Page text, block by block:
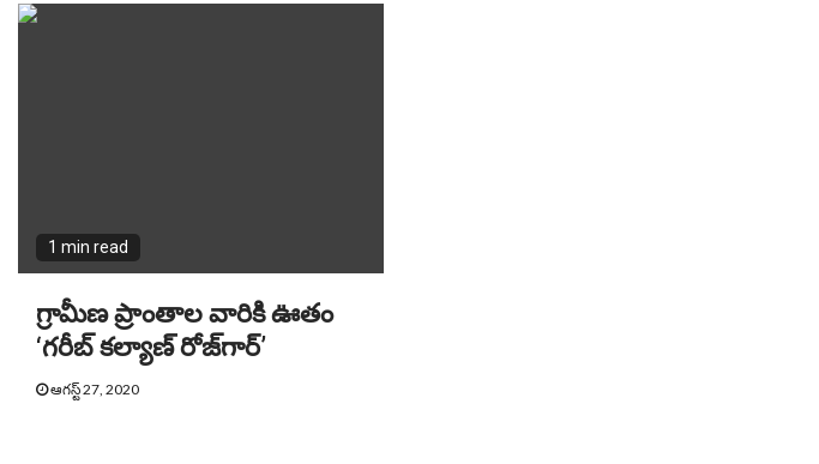
1 min read
గ్రామీణ ప్రాంతాల వారికి ఊతం
‘‌‌గ‌రీబ్ కల్యాణ్ రోజ్‌గార్’‌
ఆగస్ట్ 27, 2020